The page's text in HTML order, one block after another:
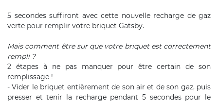
5 secondes suffiront avec cette nouvelle recharge de gaz
verte pour remplir votre briquet Gatsby.
Mais comment être sur que votre briquet est correctement
rempli ?
2 étapes à ne pas manquer pour être certain de son
remplissage !
- Vider le briquet entièrement de son air et de son gaz, puis
presser et tenir la recharge pendant 5 secondes pour le